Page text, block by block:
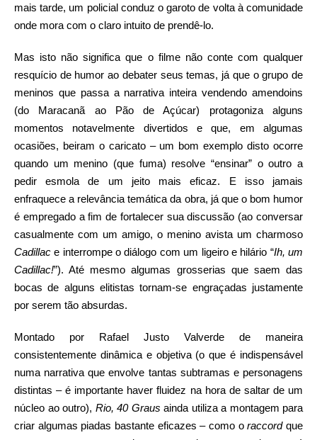
mais tarde, um policial conduz o garoto de volta à comunidade
onde mora com o claro intuito de prendê-lo.
Mas isto não significa que o filme não conte com qualquer
resquício de humor ao debater seus temas, já que o grupo de
meninos que passa a narrativa inteira vendendo amendoins
(do Maracanã ao Pão de Açúcar) protagoniza alguns
momentos notavelmente divertidos e que, em algumas
ocasiões, beiram o caricato – um bom exemplo disto ocorre
quando um menino (que fuma) resolve “ensinar” o outro a
pedir esmola de um jeito mais eficaz. E isso jamais
enfraquece a relevância temática da obra, já que o bom humor
é empregado a fim de fortalecer sua discussão (ao conversar
casualmente com um amigo, o menino avista um charmoso
Cadillace interrompe o diálogo com um ligeiro e hilário “Ih, um
Cadillac!”). Até mesmo algumas grosserias que saem das
bocas de alguns elitistas tornam-se engraçadas justamente
por serem tão absurdas.
Montado por Rafael Justo Valverde de maneira
consistentemente dinâmica e objetiva (o que é indispensável
numa narrativa que envolve tantas subtramas e personagens
distintas – é importante haver fluidez na hora de saltar de um
núcleo ao outro), Rio, 40 Graus ainda utiliza a montagem para
criar algumas piadas bastante eficazes – como oraccordque